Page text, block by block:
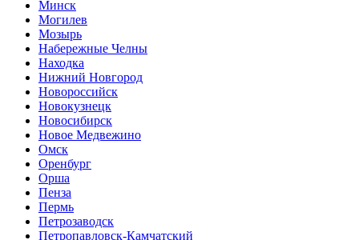
Минск
Могилев
Мозырь
Набережные Челны
Находка
Нижний Новгород
Новороссийск
Новокузнецк
Новосибирск
Новое Медвежино
Омск
Оренбург
Орша
Пенза
Пермь
Петрозаводск
Петропавловск-Камчатский